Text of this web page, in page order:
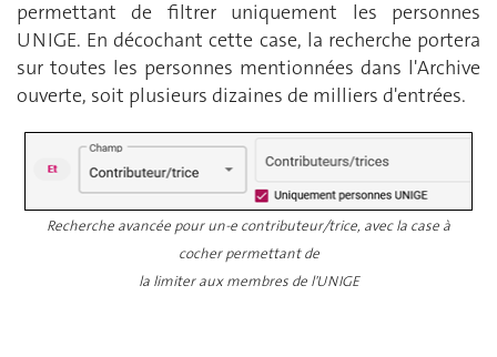
permettant de filtrer uniquement les personnes
UNIGE. En décochant cette case, la recherche portera
sur toutes les personnes mentionnées dans l'Archive
ouverte, soit plusieurs dizaines de milliers d'entrées.
Recherche avancée pour un-e contributeur/trice, avec la case à
cocher permettant de
la limiter aux membres de l'UNIGE